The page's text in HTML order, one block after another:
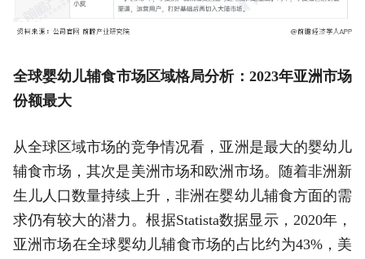
全球婴幼儿辅食市场区域格局分析：2023年亚洲市场
份额最大
从全球区域市场的竞争情况看，亚洲是最大的婴幼儿
辅食市场，其次是美洲市场和欧洲市场。随着非洲新
生儿人口数量持续上升，非洲在婴幼儿辅食方面的需
求仍有较大的潜力。根据Statista数据显示，2020年，
亚洲市场在全球婴幼儿辅食市场的占比约为43%，美